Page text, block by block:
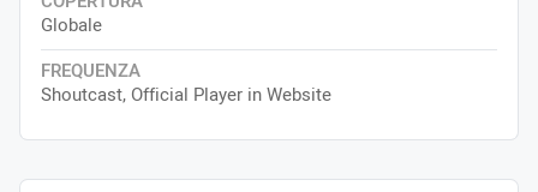
Globale
FREQUENZA
Shoutcast, Official Player in Website